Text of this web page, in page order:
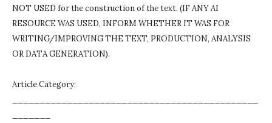
NOT USED for the construction of the text. (IF ANY AI
RESOURCE WAS USED, INFORM WHETHER IT WAS FOR
WRITING/IMPROVING THE TEXT, PRODUCTION, ANALYSIS
OR DATA GENERATION).
Article Category: